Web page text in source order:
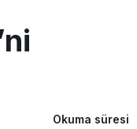
Okuma süresi